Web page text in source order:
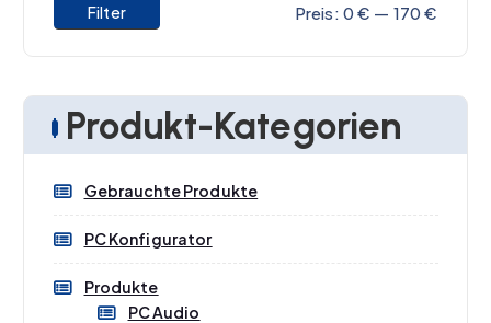
Filter Preis: 0 € — 170 €
Produkt-Kategorien
Gebrauchte Produkte
PC Konfigurator
Produkte
PC Audio